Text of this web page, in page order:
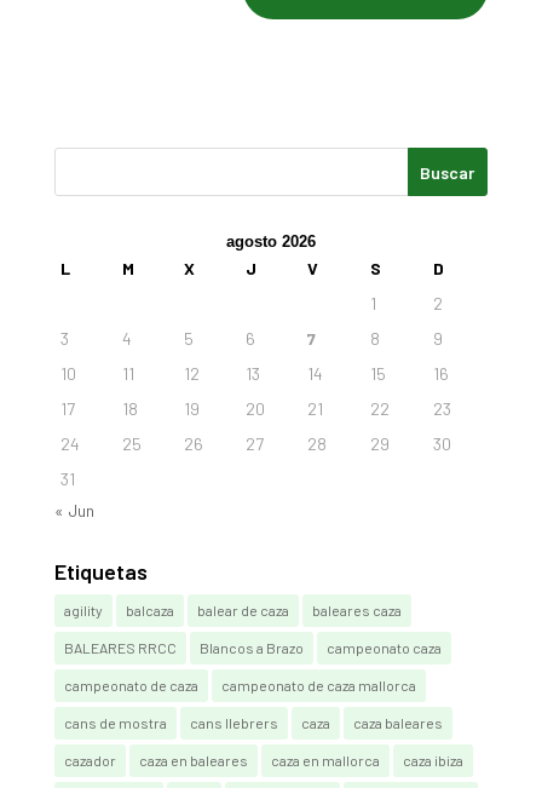
agosto 2026
L M X J V S
D
1
2
3
4 5 6 7 8
9
10
11 12 13 14 15
16
17
18 19 20 21 22
23
24
25 26 27 28 29
30
31
« Jun
Etiquetas
agility balcaza balear de caza baleares caza
BALEARES RRCC Blancos a Brazo campeonato caza
campeonato de caza campeonato de caza mallorca
cans de mostra cans llebrers caza caza baleares
cazador caza en baleares caza en mallorca caza ibiza